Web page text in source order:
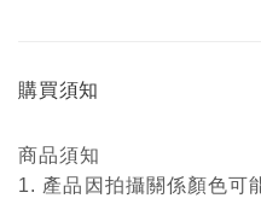
購買須知
商品須知
1. 產品因拍攝關係顏色可